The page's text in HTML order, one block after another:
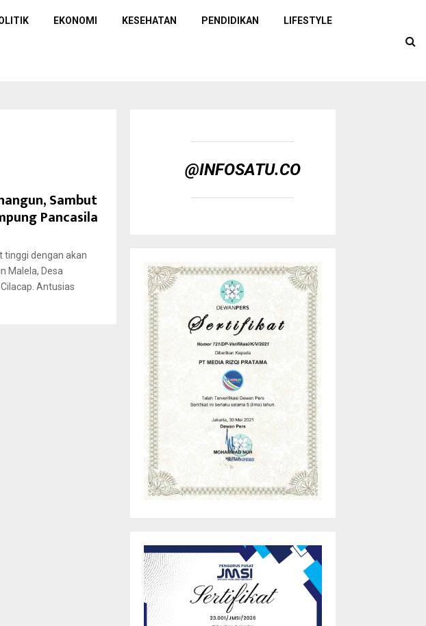
EKONOMI KESEHATAN PENDIDIKAN LIFESTYLE
Sambut
Pancasila
tinggi dengan akan
Malela, Desa
Antusias
@INFOSATU.CO